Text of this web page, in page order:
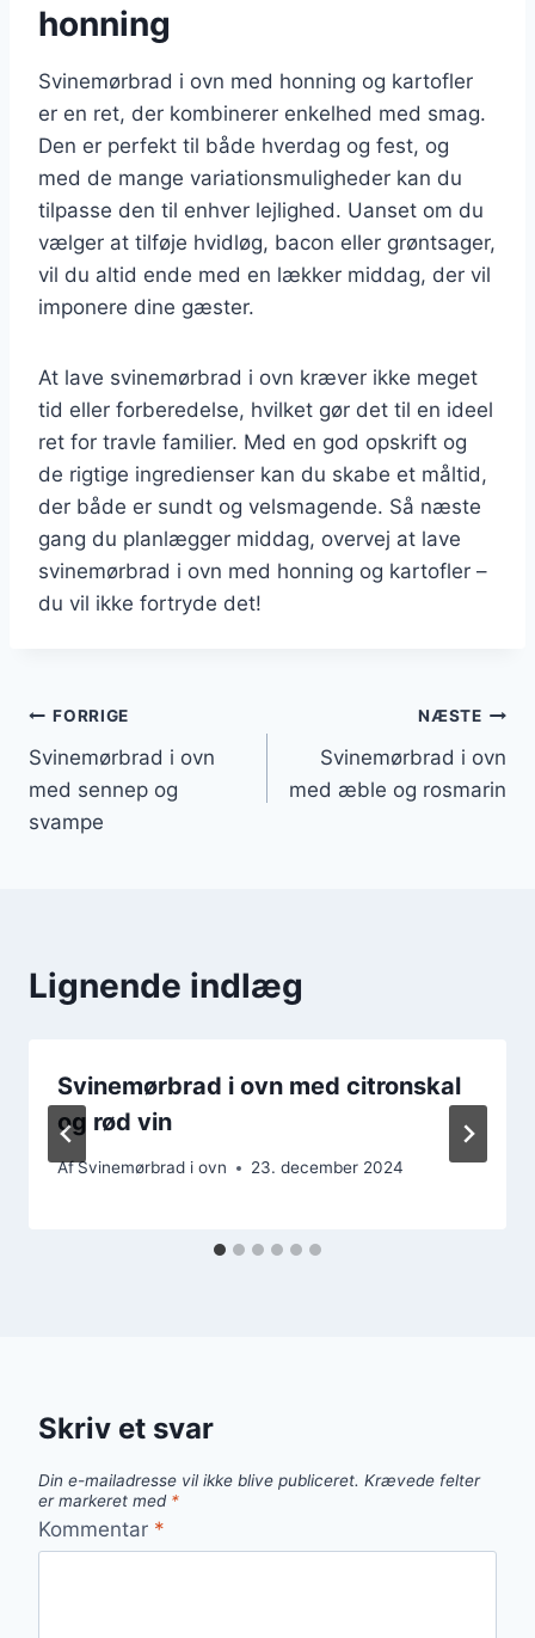
honning
Svinemørbrad i ovn med honning og kartofler
er en ret, der kombinerer enkelhed med smag.
Den er perfekt til både hverdag og fest, og
med de mange variationsmuligheder kan du
tilpasse den til enhver lejlighed. Uanset om du
vælger at tilføje hvidløg, bacon eller grøntsager,
vil du altid ende med en lækker middag, der vil
imponere dine gæster.
At lave svinemørbrad i ovn kræver ikke meget
tid eller forberedelse, hvilket gør det til en ideel
ret for travle familier. Med en god opskrift og
de rigtige ingredienser kan du skabe et måltid,
der både er sundt og velsmagende. Så næste
gang du planlægger middag, overvej at lave
svinemørbrad i ovn med honning og kartofler –
du vil ikke fortryde det!
Indlægsnavigation
FORRIGE
Svinemørbrad i ovn
med sennep og
svampe
NÆSTE
Svinemørbrad i ovn
med æble og rosmarin
Lignende indlæg
Svinemørbrad i ovn med citronskal
og rød vin
AfSvinemørbrad i ovn 23. december 2024
Skriv et svar
Din e-mailadresse vil ikke blive publiceret. Krævede felter
er markeret med *
Kommentar *